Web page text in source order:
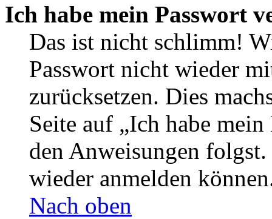
Ich habe mein Passwort
Das ist nicht schlimm!
Passwort nicht wieder
zurücksetzen. Dies
Seite auf „Ich habe
den Anweisungen
wieder anmelden
Nach oben